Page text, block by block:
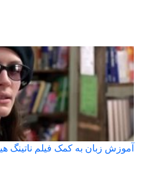
آموزش زبان به کمک فیلم ناتینگ